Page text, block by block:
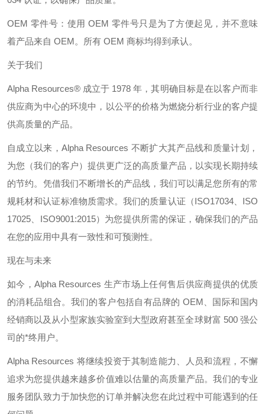
OEM 零件号：使用 OEM 零件号只是为了方便起见，并不意味
着产品来自 OEM。 所有 OEM 商标均得到承认。
关于我们
Alpha Resources® 成立于 1978年，其明确目标是在以客户而非
供应商为中心的环境中，以公平的价格为燃烧分析行业的客户提
供高质量的产品。
自成立以来， Alpha Resources 不断扩大其产品线和质量计划，
为您（我们的客户）提供更广泛的高质量产品，以实现长期持续
的节约。凭借我们不断增长的产品线，我们可以满足您所有的常
规耗材和认证标准物质需求。我们的质量认证（ISO17034、 ISO
17025
ISO9001:2015）为您提供所需的保证，确保我们的产品
在您的应用中具有一致性和可预测性。
现在与未来
如今， Alpha Resources 生产市场上任何售后供应商提供的优质
的消耗品组合。我们的客户包括自有品牌的 OEM 、国际和国内
经销商以及从小型家族实验室到大型政府甚至全球财富 500 强公
司的*终用户。
Alpha Resources 将继续投资于其制造能力、人员和流程，不懈
追求为您提供越来越多价值难以估量的高质量产品。我们的专业
服务团队致力于加快您的订单并解决您在此过程中可能遇到的任